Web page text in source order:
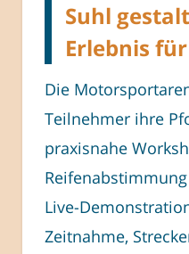
Suhl
Erlebnis
Die
Teilnehmer ihre
praxisnahe
Live-
Zeitnahme,